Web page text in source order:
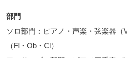
部門
ソロ部門：ピアノ・声楽・弦楽器（
（Fl・Ob・Cl）